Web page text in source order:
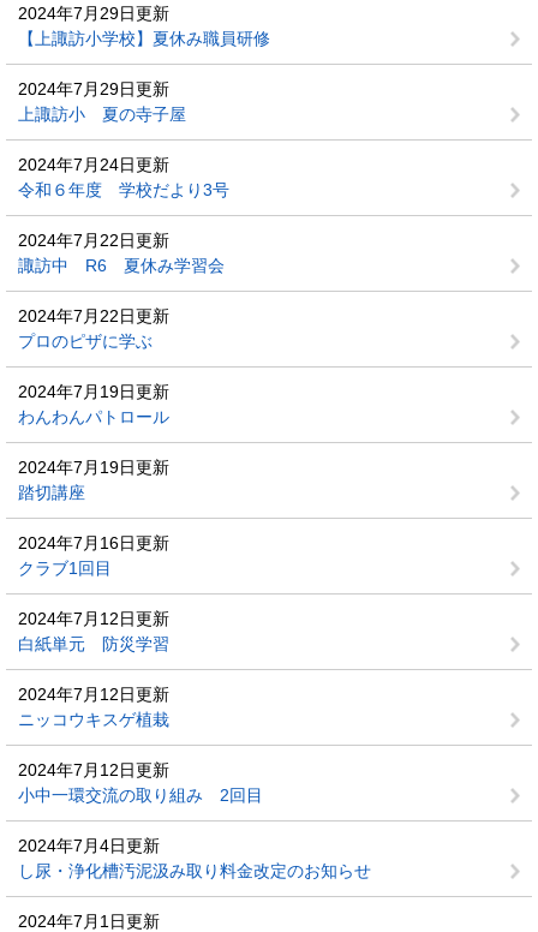
2024年7月29日更新
【上諏訪小学校】夏休み職員研修
2024年7月29日更新
上諏訪小 夏の寺子屋
2024年7月24日更新
令和６年度 学校だより3号
2024年7月22日更新
諏訪中 R6 夏休み学習会
2024年7月22日更新
プロのピザに学ぶ
2024年7月19日更新
わんわんパトロール
2024年7月19日更新
踏切講座
2024年7月16日更新
クラブ1回目
2024年7月12日更新
白紙単元 防災学習
2024年7月12日更新
ニッコウキスゲ植栽
2024年7月12日更新
小中一環交流の取り組み 2回目
2024年7月4日更新
し尿・浄化槽汚泥汲み取り料金改定のお知らせ
2024年7月1日更新